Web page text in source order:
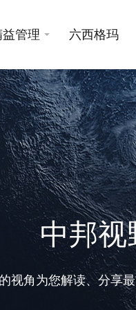
益管理 六西格玛
中邦视
视角为您解读、分享